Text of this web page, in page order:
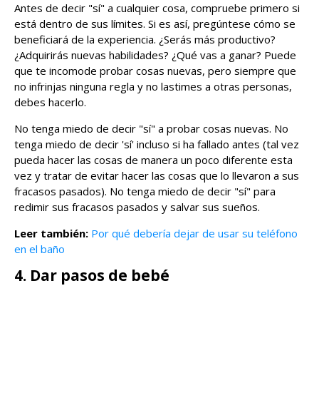
Antes de decir "sí" a cualquier cosa, compruebe primero si
está dentro de sus límites. Si es así, pregúntese cómo se
beneficiará de la experiencia. ¿Serás más productivo?
¿Adquirirás nuevas habilidades? ¿Qué vas a ganar? Puede
que te incomode probar cosas nuevas, pero siempre que
no infrinjas ninguna regla y no lastimes a otras personas,
debes hacerlo.
No tenga miedo de decir "sí" a probar cosas nuevas. No
tenga miedo de decir 'sí' incluso si ha fallado antes (tal vez
pueda hacer las cosas de manera un poco diferente esta
vez y tratar de evitar hacer las cosas que lo llevaron a sus
fracasos pasados). No tenga miedo de decir "sí" para
redimir sus fracasos pasados ​​y salvar sus sueños.
Leer también: Por qué debería dejar de usar su teléfono
en el baño
4. Dar pasos de bebé